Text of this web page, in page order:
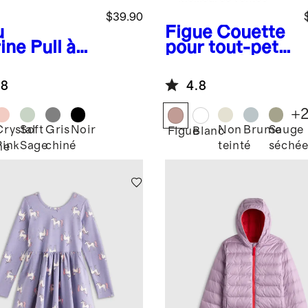
Pull à
$39.90
Soft
Sage
Gris
chiné
Noir
Figue Couette
pour tout-petit
coton
biologique
4.8
FigueBlancNon
teinté
BrumeSauge
séchée
+